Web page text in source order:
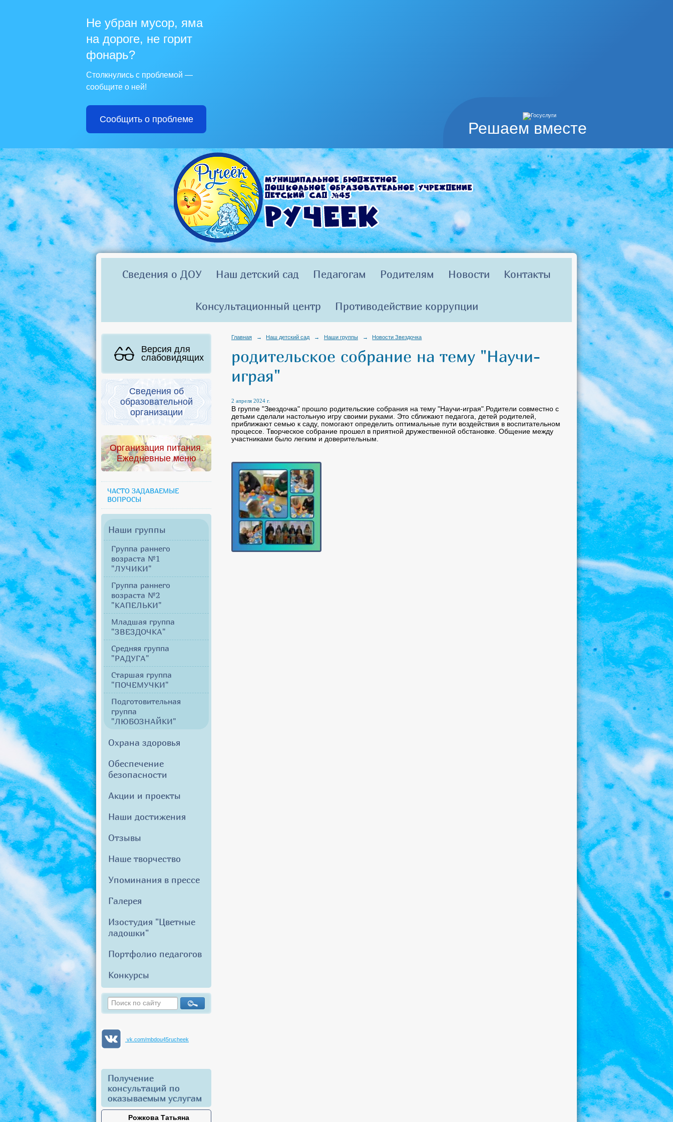
Решаем вместе
Не убран мусор, яма
на дороге, не горит
фонарь?
Столкнулись с проблемой —
сообщите о ней!
Сообщить о проблеме
Сведения о ДОУ Наш детский сад Педагогам Родителям Новости Контакты
Консультационный центр Противодействие коррупции
Версия для
слабовидящих
Сведения об
образовательной
организации
Организация питания.
Ежедневные меню
ЧАСТО ЗАДАВАЕМЫЕ
ВОПРОСЫ
Наши группы
Группа раннего
возраста №1
"ЛУЧИКИ"
Группа раннего
возраста №2
"КАПЕЛЬКИ"
Младшая группа
"ЗВЕЗДОЧКА"
Средняя группа
"РАДУГА"
Старшая группа
"ПОЧЕМУЧКИ"
Подготовительная
группа
"ЛЮБОЗНАЙКИ"
Охрана здоровья
Обеспечение
безопасности
Акции и проекты
Наши достижения
Отзывы
Наше творчество
Упоминания в прессе
Галерея
Изостудия "Цветные
ладошки"
Портфолио педагогов
Конкурсы
vk.com/mbdou45rucheek
Получение
консультаций по
оказываемым услугам
Рожкова Татьяна
Главная → Наш детский сад → Наши группы → Новости Звездочка
родительское собрание на тему "Научи-
играя"
2 апреля 2024 г.
В группе "Звездочка" прошло родительские собрания на тему "Научи-играя".Родители совместно с
детьми сделали настольную игру своими руками. Это сближают педагога, детей родителей,
приближают семью к саду, помогают определить оптимальные пути воздействия в воспитательном
процессе. Творческое собрание прошел в приятной дружественной обстановке. Общение между
участниками было легким и доверительным.